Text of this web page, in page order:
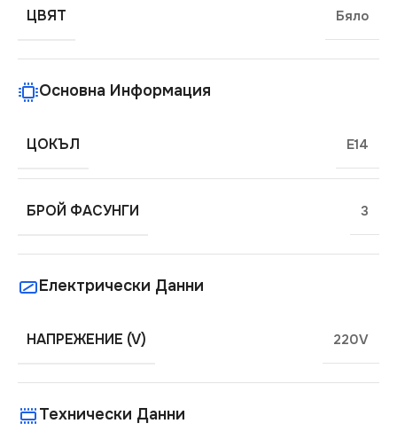
ЦВЯТ Бяло
Основна Информация
ЦОКЪЛ E14
БРОЙ ФАСУНГИ 3
Електрически Данни
НАПРЕЖЕНИЕ (V) 220V
Технически Данни